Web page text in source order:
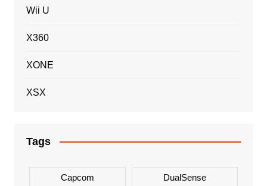
Wii U
X360
XONE
XSX
Tags
Capcom DualSense